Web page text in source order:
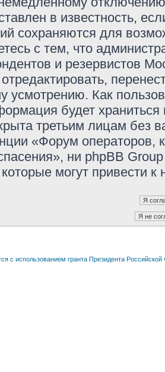
в известность,
сохраняются для
с тем, что
и резервистов
отредактировать,
усмотрению. Как
будет
третьим лицам без
«Форум операторов,
ни phpBB
могут привести